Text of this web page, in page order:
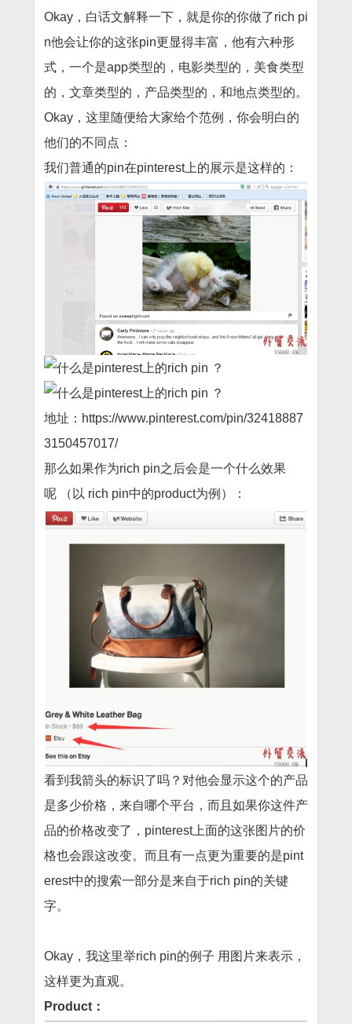
Okay ， 白话文解释一下，就是你的你做了rich pi
n他会让你的这张pin更显得丰富，他有六种形
式，一个是app类型的，电影类型的，美食类型
的，文章类型的，产品类型的，和地点类型的。
Okay ，这里随便给大家给个范例，你会明白的
他们的不同点：
我们普通的pin在pinterest上的展示是这样的：
地址： https://www.pinterest.com/pin/32418887
3150457017/
那么如果作为rich pin之后会是一个什么效果
呢
（以 rich pin中的product为例）：
看到我箭头的标识了吗？对他会显示这个的产品
是多少价格，来自哪个平台，而且如果你这件产
品的价格改变了， pinterest上面的这张图片的价
格也会跟这改变。而且有一点更为重要的是pint
erest中的搜索一部分是来自于rich pin的关键
字。
Okay ，我这里举rich pin的例子 用图片来表示，
这样更为直观。
Product ：